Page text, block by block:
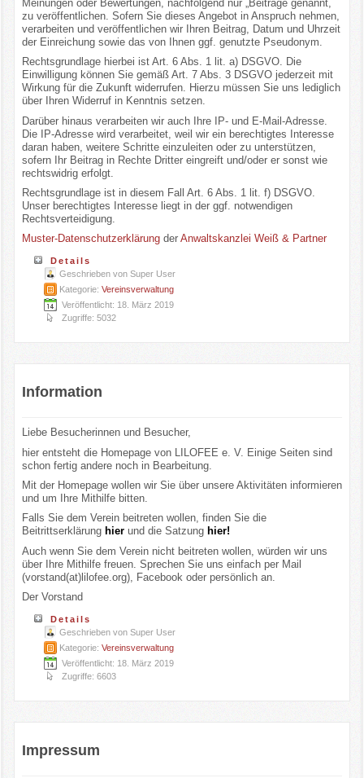
Meinungen oder Bewertungen, nachfolgend nur „Beiträge genannt,
zu veröffentlichen. Sofern Sie dieses Angebot in Anspruch nehmen,
verarbeiten und veröffentlichen wir Ihren Beitrag, Datum und Uhrzeit
der Einreichung sowie das von Ihnen ggf. genutzte Pseudonym.
Rechtsgrundlage hierbei ist Art. 6 Abs. 1 lit. a) DSGVO. Die
Einwilligung können Sie gemäß Art. 7 Abs. 3 DSGVO jederzeit mit
Wirkung für die Zukunft widerrufen. Hierzu müssen Sie uns lediglich
über Ihren Widerruf in Kenntnis setzen.
Darüber hinaus verarbeiten wir auch Ihre IP- und E-Mail-Adresse.
Die IP-Adresse wird verarbeitet, weil wir ein berechtigtes Interesse
daran haben, weitere Schritte einzuleiten oder zu unterstützen,
sofern Ihr Beitrag in Rechte Dritter eingreift und/oder er sonst wie
rechtswidrig erfolgt.
Rechtsgrundlage ist in diesem Fall Art. 6 Abs. 1 lit. f) DSGVO.
Unser berechtigtes Interesse liegt in der ggf. notwendigen
Rechtsverteidigung.
Muster-Datenschutzerklärungder Anwaltskanzlei Weiß & Partner
Details
Geschrieben von Super User
Kategorie: Vereinsverwaltung
Veröffentlicht: 18. März 2019
Zugriffe: 5032
Information
Liebe Besucherinnen und Besucher,
hier entsteht die Homepage von LILOFEE e. V. Einige Seiten sind
schon fertig andere noch in Bearbeitung.
Mit der Homepage wollen wir Sie über unsere Aktivitäten informieren
und um Ihre Mithilfe bitten.
Falls Sie dem Verein beitreten wollen, finden Sie die
Beitrittserklärung hierund die Satzung hier!
Auch wenn Sie dem Verein nicht beitreten wollen, würden wir uns
über Ihre Mithilfe freuen. Sprechen Sie uns einfach per Mail
(vorstand(at)lilofee.org), Facebook oder persönlich an.
Der Vorstand
Details
Geschrieben von Super User
Kategorie: Vereinsverwaltung
Veröffentlicht: 18. März 2019
Zugriffe: 6603
Impressum